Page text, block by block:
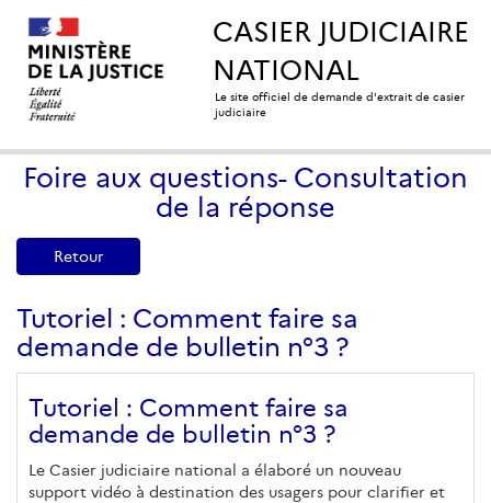
CASIER JUDICIAIRE
NATIONAL
Le site officiel de demande d'extrait de casier
judiciaire
Foire aux questions- Consultation
de la réponse
Retour
Tutoriel : Comment faire sa
demande de bulletin n°3 ?
Tutoriel : Comment faire sa
demande de bulletin n°3 ?
Le Casier judiciaire national a élaboré un nouveau
support vidéo à destination des usagers pour clarifier et